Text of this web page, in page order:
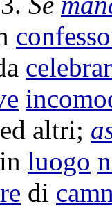
altri;
luogo
di